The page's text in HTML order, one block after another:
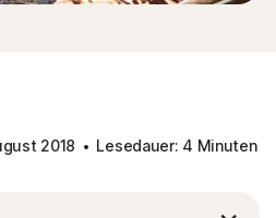
2018
Lesedauer: 4 Minuten